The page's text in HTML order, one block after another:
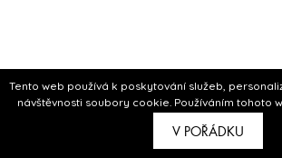
Tento web používá k poskytování služeb,
návštěvnosti soubory cookie. Používáním tohoto
V POŘÁDKU